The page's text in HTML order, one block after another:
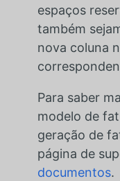
espaços
também
nova coluna
Para saber
modelo de
geração de
página de
documentos.